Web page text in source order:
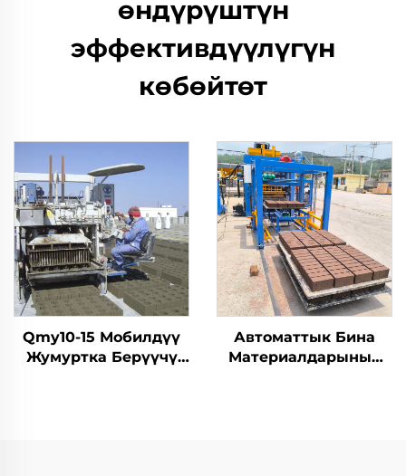
өндүрүштүн
эффективдүүлүгүн
көбөйтөт
Qmy10-15 Мобилдүү
Жумуртка Берүүчү
Автоматтык Бина
Материалдарынын